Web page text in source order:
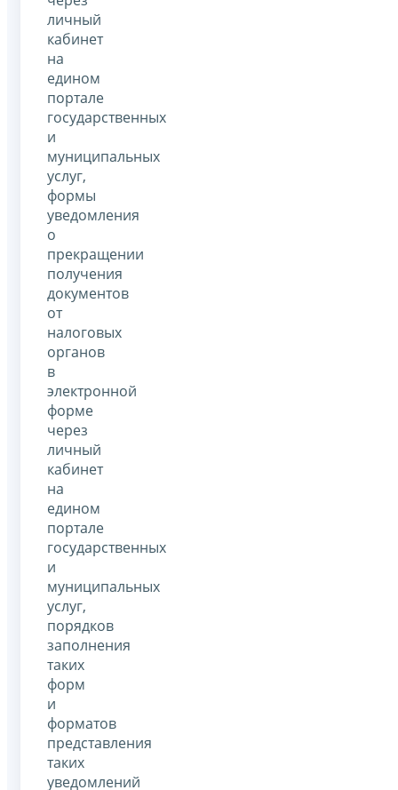
личный
кабинет
на
едином
портале
государственных
и
муниципальных
услуг,
формы
уведомления
о
прекращении
получения
документов
от
налоговых
органов
в
электронной
форме
через
личный
кабинет
на
едином
портале
государственных
и
муниципальных
услуг,
порядков
заполнения
таких
форм
и
форматов
представления
таких
уведомлений